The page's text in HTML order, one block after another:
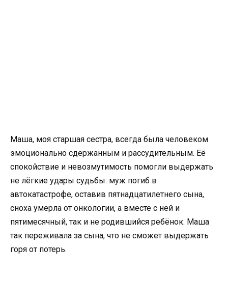
Маша, моя старшая сестра, всегда была человеком
эмоционально сдержанным и рассудительным. Её
спокойствие и невозмутимость помогли выдержать
не лёгкие удары судьбы: муж погиб в
автокатастрофе, оставив пятнадцатилетнего сына,
сноха умерла от онкологии, а вместе с ней и
пятимесячный, так и не родившийся ребёнок. Маша
так переживала за сына, что не сможет выдержать
горя от потерь.